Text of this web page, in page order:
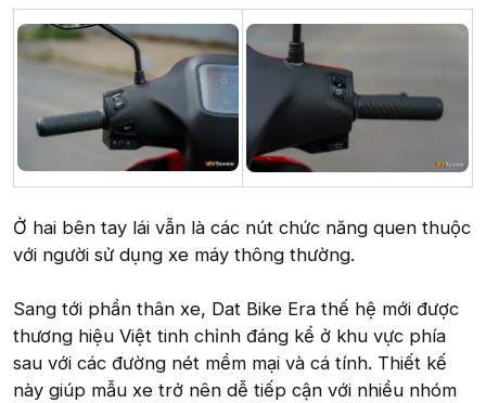
Ở hai bên tay lái vẫn là các nút chức năng quen thuộc
với người sử dụng xe máy thông thường.
Sang tới phần thân xe, Dat Bike Era thế hệ mới được
thương hiệu Việt tinh chỉnh đáng kể ở khu vực phía
sau với các đường nét mềm mại và cá tính. Thiết kế
này giúp mẫu xe trở nên dễ tiếp cận với nhiều nhóm